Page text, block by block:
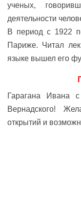
ученых,
деятельности
В период с 1922
Париже. Читал
языке вышел его
Гарагана Ивана
Вернадского!
открытий и